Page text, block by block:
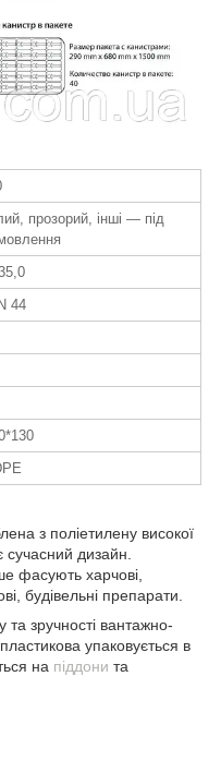
прозорий, інші — під
44
з поліетилену високої
сучасний дизайн.
фасують харчові,
будівельні препарати.
зручності вантажно-
упаковується в
на піддони та